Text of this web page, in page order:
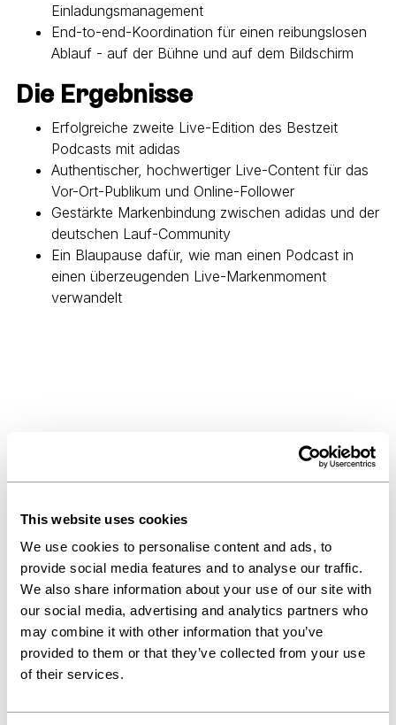
This website uses cookies
We use cookies to personalise content and ads, to
provide social media features and to analyse our traffic.
We also share information about your use of our site with
our social media, advertising and analytics partners who
may combine it with other information that you’ve
provided to them or that they’ve collected from your use
of their services.
Einladungsmanagement
End-to-end-Koordination für einen reibungslosen
Ablauf - auf der Bühne und auf dem Bildschirm
Die Ergebnisse
Erfolgreiche zweite Live-Edition des Bestzeit
Podcasts mit adidas
Authentischer, hochwertiger Live-Content für das
Vor-Ort-Publikum und Online-Follower
Gestärkte Markenbindung zwischen adidas und der
deutschen Lauf-Community
Ein Blaupause dafür, wie man einen Podcast in
einen überzeugenden Live-Markenmoment
verwandelt